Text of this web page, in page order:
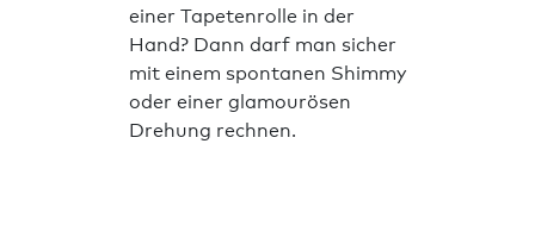
einer Tapetenrolle in der
Hand? Dann darf man sicher
mit einem spontanen Shimmy
oder einer glamourösen
Drehung rechnen.